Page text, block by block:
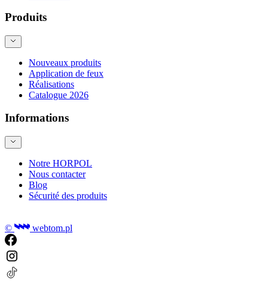
Produits
Nouveaux produits
Application de feux
Réalisations
Catalogue 2026
Informations
Notre HORPOL
Nous contacter
Blog
Sécurité des produits
© webtom.pl